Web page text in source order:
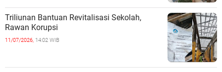
Triliunan Bantuan Revitalisasi Sekolah,
Rawan Korupsi
11/07/2026, 14:02 WIB